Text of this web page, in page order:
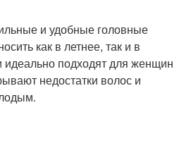
и удобные головные
как в летнее, так и в
подходят для женщин
недостатки волос и